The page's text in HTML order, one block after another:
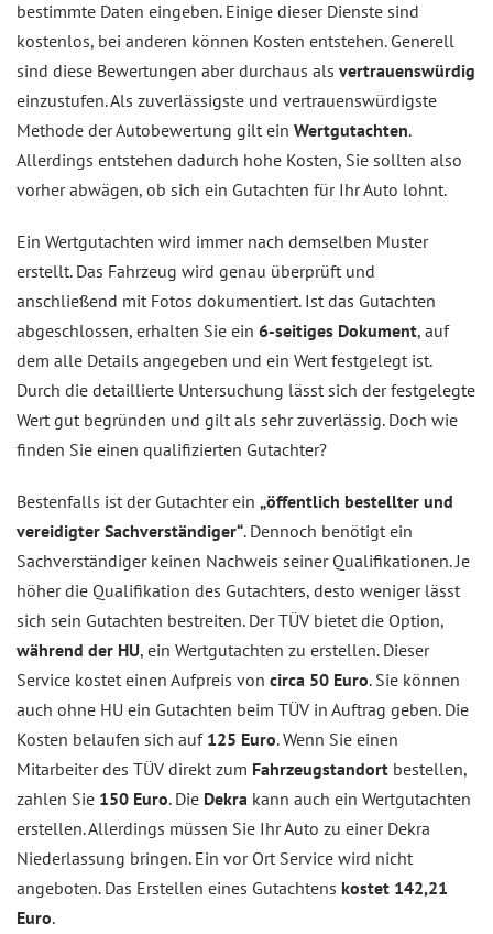
bestimmte Daten eingeben. Einige dieser Dienste sind
kostenlos, bei anderen können Kosten entstehen. Generell
sind diese Bewertungen aber durchaus als vertrauenswürdig
einzustufen. Als zuverlässigste und vertrauenswürdigste
Methode der Autobewertung gilt ein Wertgutachten.
Allerdings entstehen dadurch hohe Kosten, Sie sollten also
vorher abwägen, ob sich ein Gutachten für Ihr Auto lohnt.
Ein Wertgutachten wird immer nach demselben Muster
erstellt. Das Fahrzeug wird genau überprüft und
anschließend mit Fotos dokumentiert. Ist das Gutachten
abgeschlossen, erhalten Sie ein 6-seitiges Dokument, auf
dem alle Details angegeben und ein Wert festgelegt ist.
Durch die detaillierte Untersuchung lässt sich der festgelegte
Wert gut begründen und gilt als sehr zuverlässig. Doch wie
finden Sie einen qualifizierten Gutachter?
Bestenfalls ist der Gutachter ein „öffentlich bestellter und
vereidigter Sachverständiger“. Dennoch benötigt ein
Sachverständiger keinen Nachweis seiner Qualifikationen. Je
höher die Qualifikation des Gutachters, desto weniger lässt
sich sein Gutachten bestreiten. Der TÜV bietet die Option,
während der HU, ein Wertgutachten zu erstellen. Dieser
Service kostet einen Aufpreis von circa 50 Euro. Sie können
auch ohne HU ein Gutachten beim TÜV in Auftrag geben. Die
Kosten belaufen sich auf 125 Euro. Wenn Sie einen
Mitarbeiter des TÜV direkt zum Fahrzeugstandort bestellen,
zahlen Sie 150 Euro. Die Dekra kann auch ein Wertgutachten
erstellen. Allerdings müssen Sie Ihr Auto zu einer Dekra
Niederlassung bringen. Ein vor Ort Service wird nicht
angeboten. Das Erstellen eines Gutachtens kostet 142,21
Euro.